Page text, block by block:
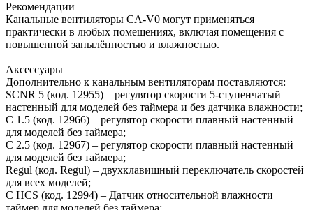
Рекомендации
Канальные вентиляторы CA-V0 могут применяться
практически в любых помещениях, включая помещения с
повышенной запылённостью и влажностью.
Аксессуары
Дополнительно к канальным вентиляторам поставляются:
SCNR 5 (код. 12955) – регулятор скорости 5-ступенчатый
настенный для моделей без таймера и без датчика влажности;
С 1.5 (код. 12966) – регулятор скорости плавный настенный
для моделей без таймера;
C 2.5 (код. 12967) – регулятор скорости плавный настенный
для моделей без таймера;
Regul (код. Regul) – двухклавишный переключатель скоростей
для всех моделей;
C HCS (код. 12994) – Датчик относительной влажности +